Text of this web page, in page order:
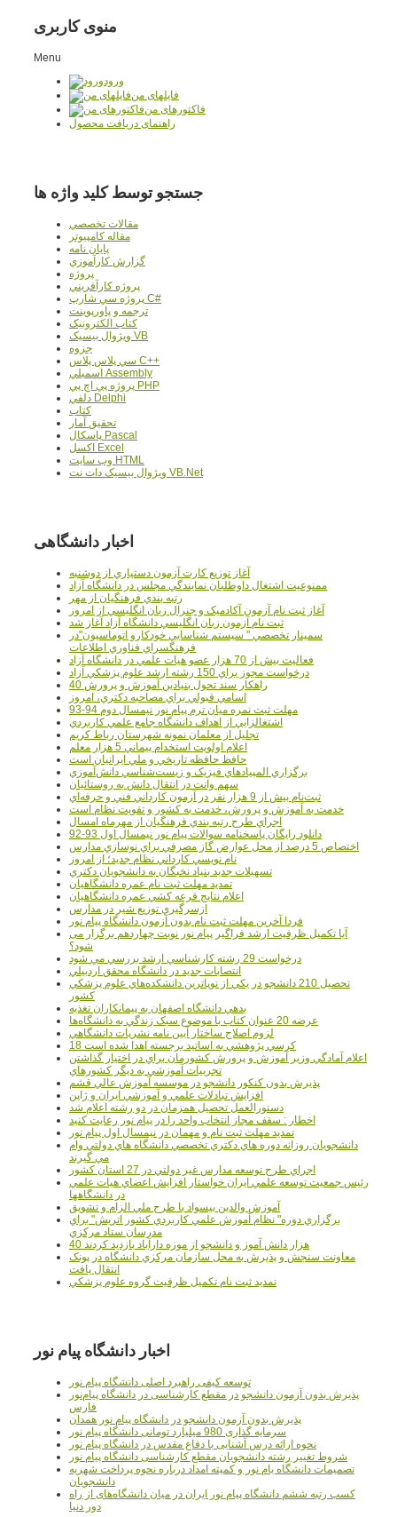
منوی کاربری
Menu
ورود
فایلهای من
فاکتورهای من
راهنمای دریافت محصول
جستجو توسط کلید واژه ها
مقالات تخصصي
مقاله کامپیوتر
پایان نامه
گزارش کارآموزي
پروژه
پروژه کارآفريني
پروژه سي شارپ C#
ترجمه و پاورپوينت
کتاب الکترونيک
ويژوال بيسيک VB
جزوه
سي پلاس پلاس C++
اسمبلي Assembly
پروژه پي اچ پي PHP
دلفي Delphi
کتاب
تحقيق آمار
پاسکال Pascal
اکسل Excel
وب سايت HTML
ويژوال بيسيک دات نت VB.Net
اخبار دانشگاهی
آغاز توزيع کارت آزمون دستياري از دوشنبه
ممنوعيت اشتغال داوطلبان نمايندگي مجلس در دانشگاه آزاد
رتبه بندي فرهنگيان از مهر
آغاز ثبت نام آزمون آکادميک و جنرال زبان انگليسي از امروز
ثبت نام آزمون زبان انگليسي دانشگاه آزاد آغاز شد
سمينار تخصصي " سيستم شناسايي خودکارو اتوماسيون"در
فرهنگسراي فناوري اطلاعات
فعاليت بيش از 70 هزار عضو هيات علمي در دانشگاه آزاد
درخواست مجوز براي 150 رشته ارشد علوم پزشکي آزاد
40 راهکار سند تحول بنيادين آموزش و پرورش
اسامي قبولي براي مصاحبه دکتري، امروز
مهلت ثبت نمره میان ترم پیام نور نیمسال دوم 94-93
اشتغالزايي از اهداف دانشگاه جامع علمي کاربردي
تجليل از معلمان نمونه شهرستان رباط کريم
اعلام اولويت استخدام پيماني 5 هزار معلم
حافظ حافظه تاريخي و ملي ايرانيان است
برگزاري المپيادهاي فيزيک و زيست‌شناسي دانش‌آموزي
سهم وانت در انتقال دانش به روستائيان
ثبت‌نام بيش از 9 هزار نفر در آزمون کارداني فني و حرفه‌اي
خدمت به آموزش و پرورش، خدمت به کشور و تقويت نظام است
اجراي طرح رتبه بندي فرهنگيان از مهرماه امسال
دانلود رایگان پاسخنامه سوالات پیام نور نیمسال اول 93-92
اختصاص 5 درصد از محل عوارض گاز مصرفي براي نوسازي مدارس
نام نويسي کارداني نظام جديد؛ از امروز
تسهيلات جديد بنياد نخبگان به دانشجويان دکتري
تمديد مهلت ثبت نام عمره دانشگاهيان
اعلام نتايج قرعه کشي عمره دانشگاهيان
ازسرگيري توزيع شير در مدارس
فردا آخرین مهلت ثبت نام بدون آزمون دانشگاه پیام نور
آیا تکمیل ظرفیت ارشد فراگیر پیام نور نوبت چهاردهم برگزار می
شود؟
درخواست 29 رشته کارشناسي ارشد بررسي مي شود
انتصابات جديد در دانشگاه محقق اردبيلي
تحصيل 210 دانشجو در يکي از نوپاترين دانشکده‌هاي علوم پزشکي
کشور
بدهي دانشگاه اصفهان به پيمانکاران تغذيه
عرضه 20 عنوان کتاب با موضوع سبک زندگي به دانشگاه‌ها
لزوم اصلاح ساختار آيين نامه نشريات دانشگاهي
18 کرسي پژوهشي به اساتيد برجسته اهدا شده است
اعلام آمادگي وزير آموزش و پرورش کشورمان براي در اختيار گذاشتن
تجربيات آموزشي به ديگر کشورهاي
پذيرش بدون کنکور دانشجو در موسسه آموزش عالي قشم
افزايش تبادلات علمي و آموزشي ايران و ژاپن
دستورالعمل تحصیل همزمان در دو رشته اعلام شد
اخطار : سقف مجاز انتخاب واحد را در پیام نور رعایت کنید
تمدید مهلت ثبت نام و مهمان در نیمسال اول پیام نور
دانشجويان روزانه دوره هاي دكتري تخصصي دانشگاه هاي دولتي وام
مي گيرند
اجراي طرح توسعه مدارس غير دولتي در 27 استان کشور
رئيس جمعيت توسعه علمي ايران خواستار افزايش اعضاي هيات علمي
در دانشگاهها
آموزش والدين بيسواد با طرح ملي الزام و تشويق
برگزاري دوره" نظام آموزش علمي كاربردي كشور اتريش" براي
مدرسان ستاد مرکزي
40 هزار دانش آموز و دانشجو از موزه دارآباد بازديد کردند
معاونت سنجش و پذيرش به محل سازمان مرکزي دانشگاه در پونک
انتقال يافت
تمديد ثبت نام تکميل ظرفيت گروه علوم پزشکي
اخبار دانشگاه پیام نور
توسعه کیفی راهبرد اصلی دانشگاه پیام نور
پذیرش بدون آزمون دانشجو در مقطع کارشناسی در دانشگاه پیام‌نور
فارس
پذیرش بدون آزمون دانشجو در دانشگاه پیام نور همدان
سرمایه گذاری 980 میلیارد تومانی دانشگاه پیام نور
نحوه ارائه درس آشنایی با دفاع مقدس در دانشگاه پیام نور
شروط تغییر رشته دانشجویان مقطع کارشناسی دانشگاه پیام نور
تصمیمات دانشگاه یام نور و کمیته امداد درباره نحوه پرداخت شهریه
دانشجویان
کسب رتبه ششم دانشگاه پیام نور ایران در میان دانشگاه‌های از راه
دور دنیا